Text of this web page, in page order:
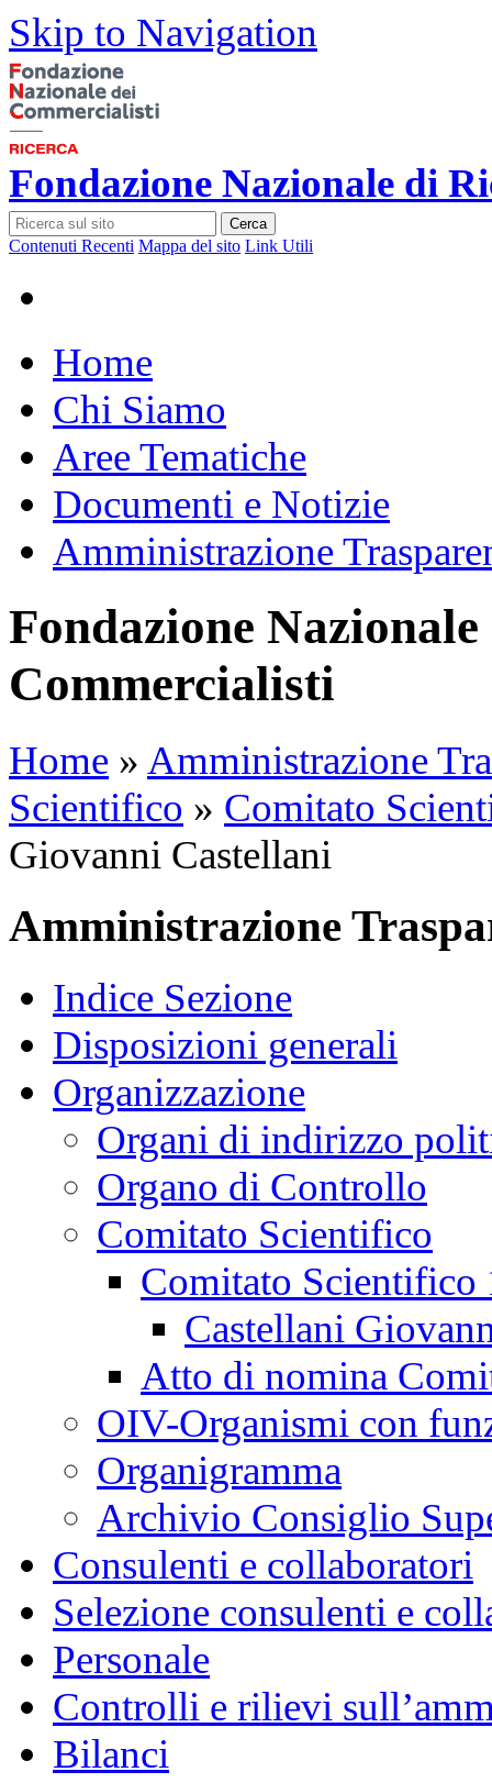
Skip to Navigation
Fondazione Nazionale di
Cerca
Contenuti Recenti Mappa del sito Link Utili
Home
Chi Siamo
Aree Tematiche
Documenti e Notizie
Amministrazione
Fondazione
Commercialisti
Home » Amministrazione
Scientifico » Comitato
Giovanni Castellani
Amministrazione
Indice Sezione
Disposizioni generali
Organizzazione
Organi di indirizzo
Organo di Controllo
Comitato Scientifico
Comitato Scientifico
Castellani
Atto di nomina
OIV-Organismi con
Organigramma
Archivio Consiglio
Consulenti e collaboratori
Selezione consulenti e
Personale
Controlli e rilievi
Bilanci